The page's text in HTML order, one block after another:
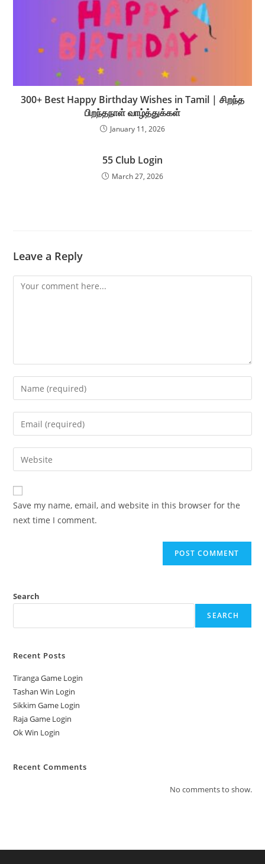
300+ Best Happy Birthday Wishes in Tamil | சிறந்த
பிறந்தநாள் வாழ்த்துக்கள்
January 11, 2026
55 Club Login
March 27, 2026
Leave a Reply
Comment
Enter
your
name
comment
Enter
your
email
address
comment
Enter
your
website
URL
(optional)
Save my name, email, and website in this browser for the
next time I comment.
Search
SEARCH
Recent Posts
Tiranga Game Login
Tashan Win Login
Sikkim Game Login
Raja Game Login
Ok Win Login
Recent Comments
No comments to show.